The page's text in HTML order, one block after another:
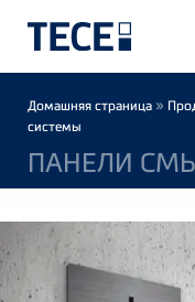
Домашняя страница »
системы
ПАНЕЛИ